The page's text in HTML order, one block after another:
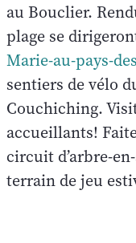
au Bouclier.
plage se
Marie-au-pays-
sentiers de vélo
Couchiching.
accueillants!
circuit d’arbre-
terrain de jeu